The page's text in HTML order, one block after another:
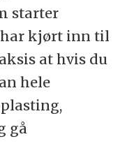
starter
har kjørt inn til
at hvis du
hele
gå